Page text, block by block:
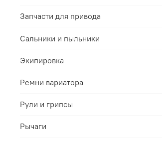
Запчасти для привода
Сальники и пыльники
Экипировка
Ремни вариатора
Рули и грипсы
Рычаги